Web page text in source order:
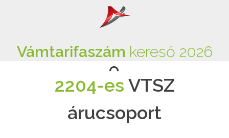
Vámtarifaszám kereső 2026
2204-es VTSZ
árucsoport